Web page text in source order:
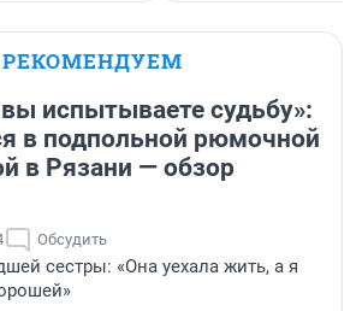
РЕКОМЕНДУЕМ
испытываете судьбу»:
в подпольной рюмочной
в Рязани — обзор
Обсудить
сестры: «Она уехала жить, а я